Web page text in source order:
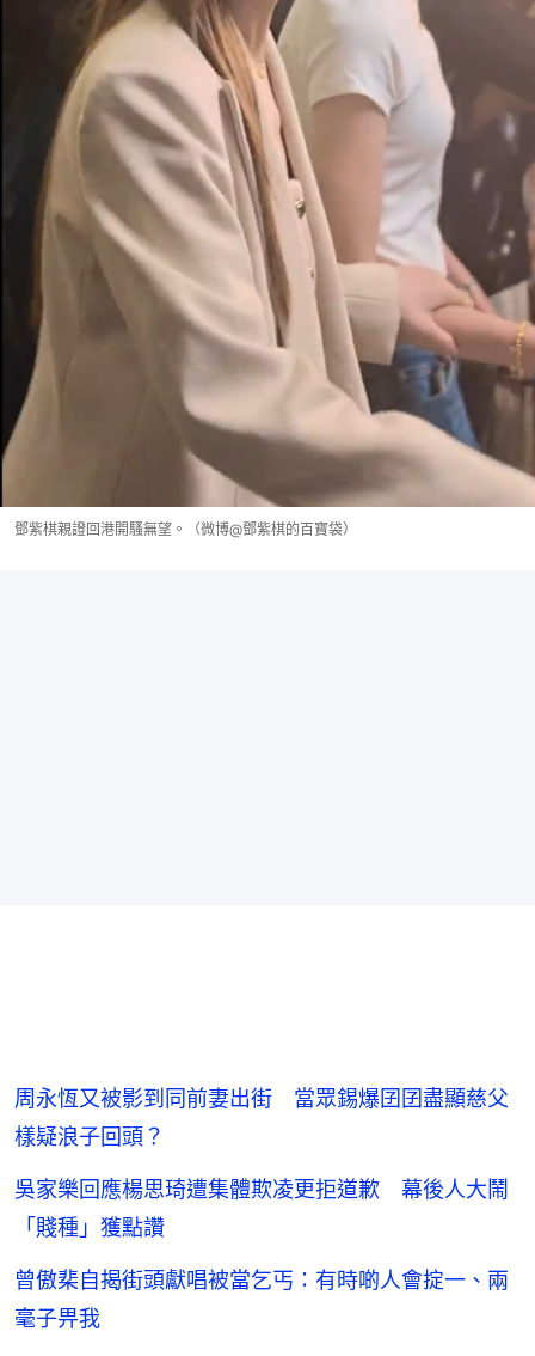
鄧紫棋親證回港開騷無望。（微博@鄧紫棋的百寶袋）
周永恆又被影到同前妻出街 當眾錫爆囝囝盡顯慈父
樣疑浪子回頭？
吳家樂回應楊思琦遭集體欺凌更拒道歉 幕後人大鬧
「賤種」獲點讚
曾傲棐自揭街頭獻唱被當乞丐：有時啲人會掟一、兩
毫子畀我